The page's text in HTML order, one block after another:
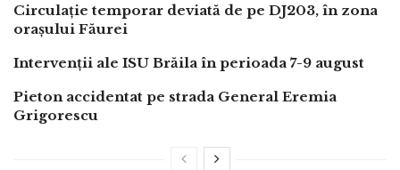
Circulație temporar deviată de pe DJ203, în zona
orașului Făurei
Intervenții ale ISU Brăila în perioada 7-9 august
Pieton accidentat pe strada General Eremia
Grigorescu